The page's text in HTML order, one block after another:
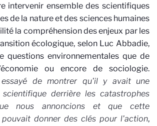
intervenir ensemble des scientifiques
de la nature et des sciences humaines
la compréhension des enjeux par les
écologique, selon Luc Abbadie,
questions environnementales que de
ou encore de sociologie.
de montrer qu'il y avait une
scientifique derrière les catastrophes
nous annoncions
et que cette
pouvait donner des clés pour l'action,